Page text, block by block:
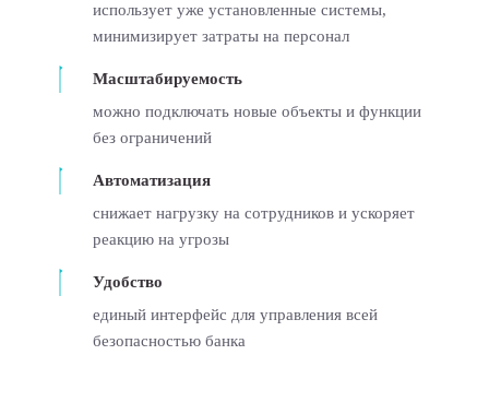
использует уже установленные системы,
минимизирует затраты на персонал
Масштабируемость
можно подключать новые объекты и функции
без ограничений
Автоматизация
снижает нагрузку на сотрудников и ускоряет
реакцию на угрозы
Удобство
единый интерфейс для управления всей
безопасностью банка